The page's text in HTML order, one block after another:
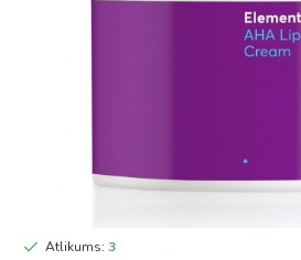
Atlikums: 3